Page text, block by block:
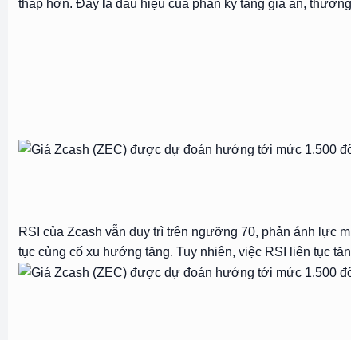
thấp hơn. Đây là dấu hiệu của phân kỳ tăng giá ẩn,
RSI của Zcash vẫn duy trì trên ngưỡng 70, phản ánh lực
tục củng cố xu hướng tăng. Tuy nhiên, việc RSI liên tục